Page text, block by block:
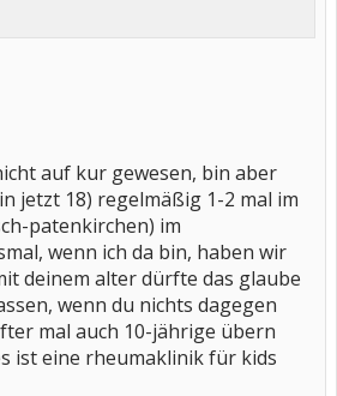
auf kur gewesen, bin aber
jetzt 18) regelmäßig 1-2 mal im
patenkirchen) im
wenn ich da bin, haben wir
deinem alter dürfte das glaube
wenn du nichts dagegen
mal auch 10-jährige übern
ist eine rheumaklinik für kids